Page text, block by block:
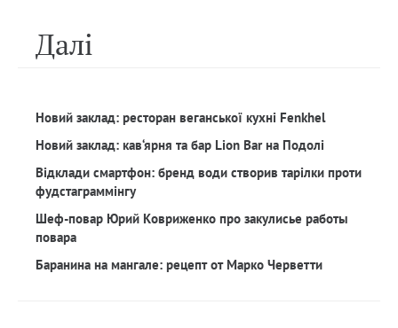
Далi
Новий заклад: ресторан веганської кухні Fenkhel
Новий заклад: кав‘ярня та бар Lion Bar на Подолі
Відклади смартфон: бренд води створив тарілки проти
фудстаграммінгу
Шеф-повар Юрий Ковриженко про закулисье работы
повара
Баранина на мангале: рецепт от Марко Черветти